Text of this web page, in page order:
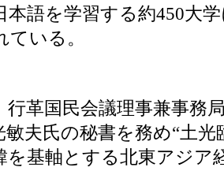
本語を学習する約450大
ている。
行革国民会議理事兼事務
夫氏の秘書を務め“土
を基軸とする北東アジア